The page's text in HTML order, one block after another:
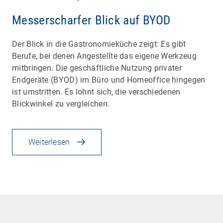
Messerscharfer Blick auf BYOD
Der Blick in die Gastronomieküche zeigt: Es gibt
Berufe, bei denen Angestellte das eigene Werkzeug
mitbringen. Die geschäftliche Nutzung privater
Endgeräte (BYOD) im Büro und Homeoffice hingegen
ist umstritten. Es lohnt sich, die verschiedenen
Blickwinkel zu vergleichen.
Weiterlesen